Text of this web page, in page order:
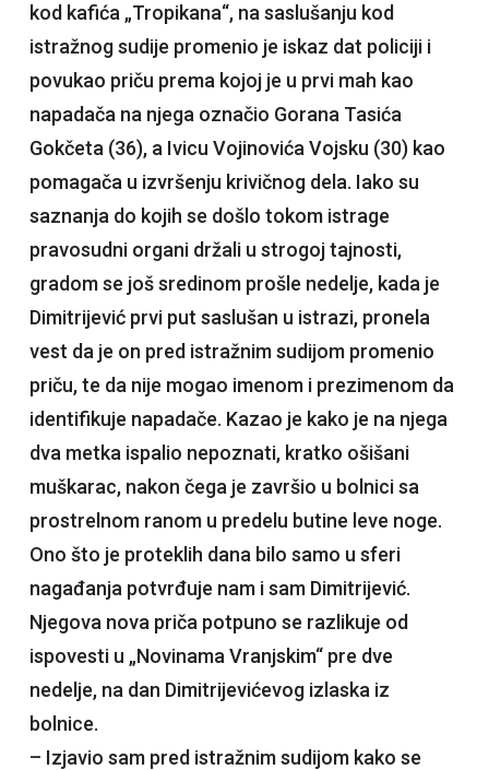
kod kafića „Tropikana“, na saslušanju kod
istražnog sudije promenio je iskaz dat policiji i
povukao priču prema kojoj je u prvi mah kao
napadača na njega označio Gorana Tasića
Gokčeta (36), a Ivicu Vojinovića Vojsku (30) kao
pomagača u izvršenju krivičnog dela. Iako su
saznanja do kojih se došlo tokom istrage
pravosudni organi držali u strogoj tajnosti,
gradom se još sredinom prošle nedelje, kada je
Dimitrijević prvi put saslušan u istrazi, pronela
vest da je on pred istražnim sudijom promenio
priču, te da nije mogao imenom i prezimenom da
identifikuje napadače. Kazao je kako je na njega
dva metka ispalio nepoznati, kratko ošišani
muškarac, nakon čega je završio u bolnici sa
prostrelnom ranom u predelu butine leve noge.
Ono što je proteklih dana bilo samo u sferi
nagađanja potvrđuje nam i sam Dimitrijević.
Njegova nova priča potpuno se razlikuje od
ispovesti u „Novinama Vranjskim“ pre dve
nedelje, na dan Dimitrijevićevog izlaska iz
bolnice.
– Izjavio sam pred istražnim sudijom kako se